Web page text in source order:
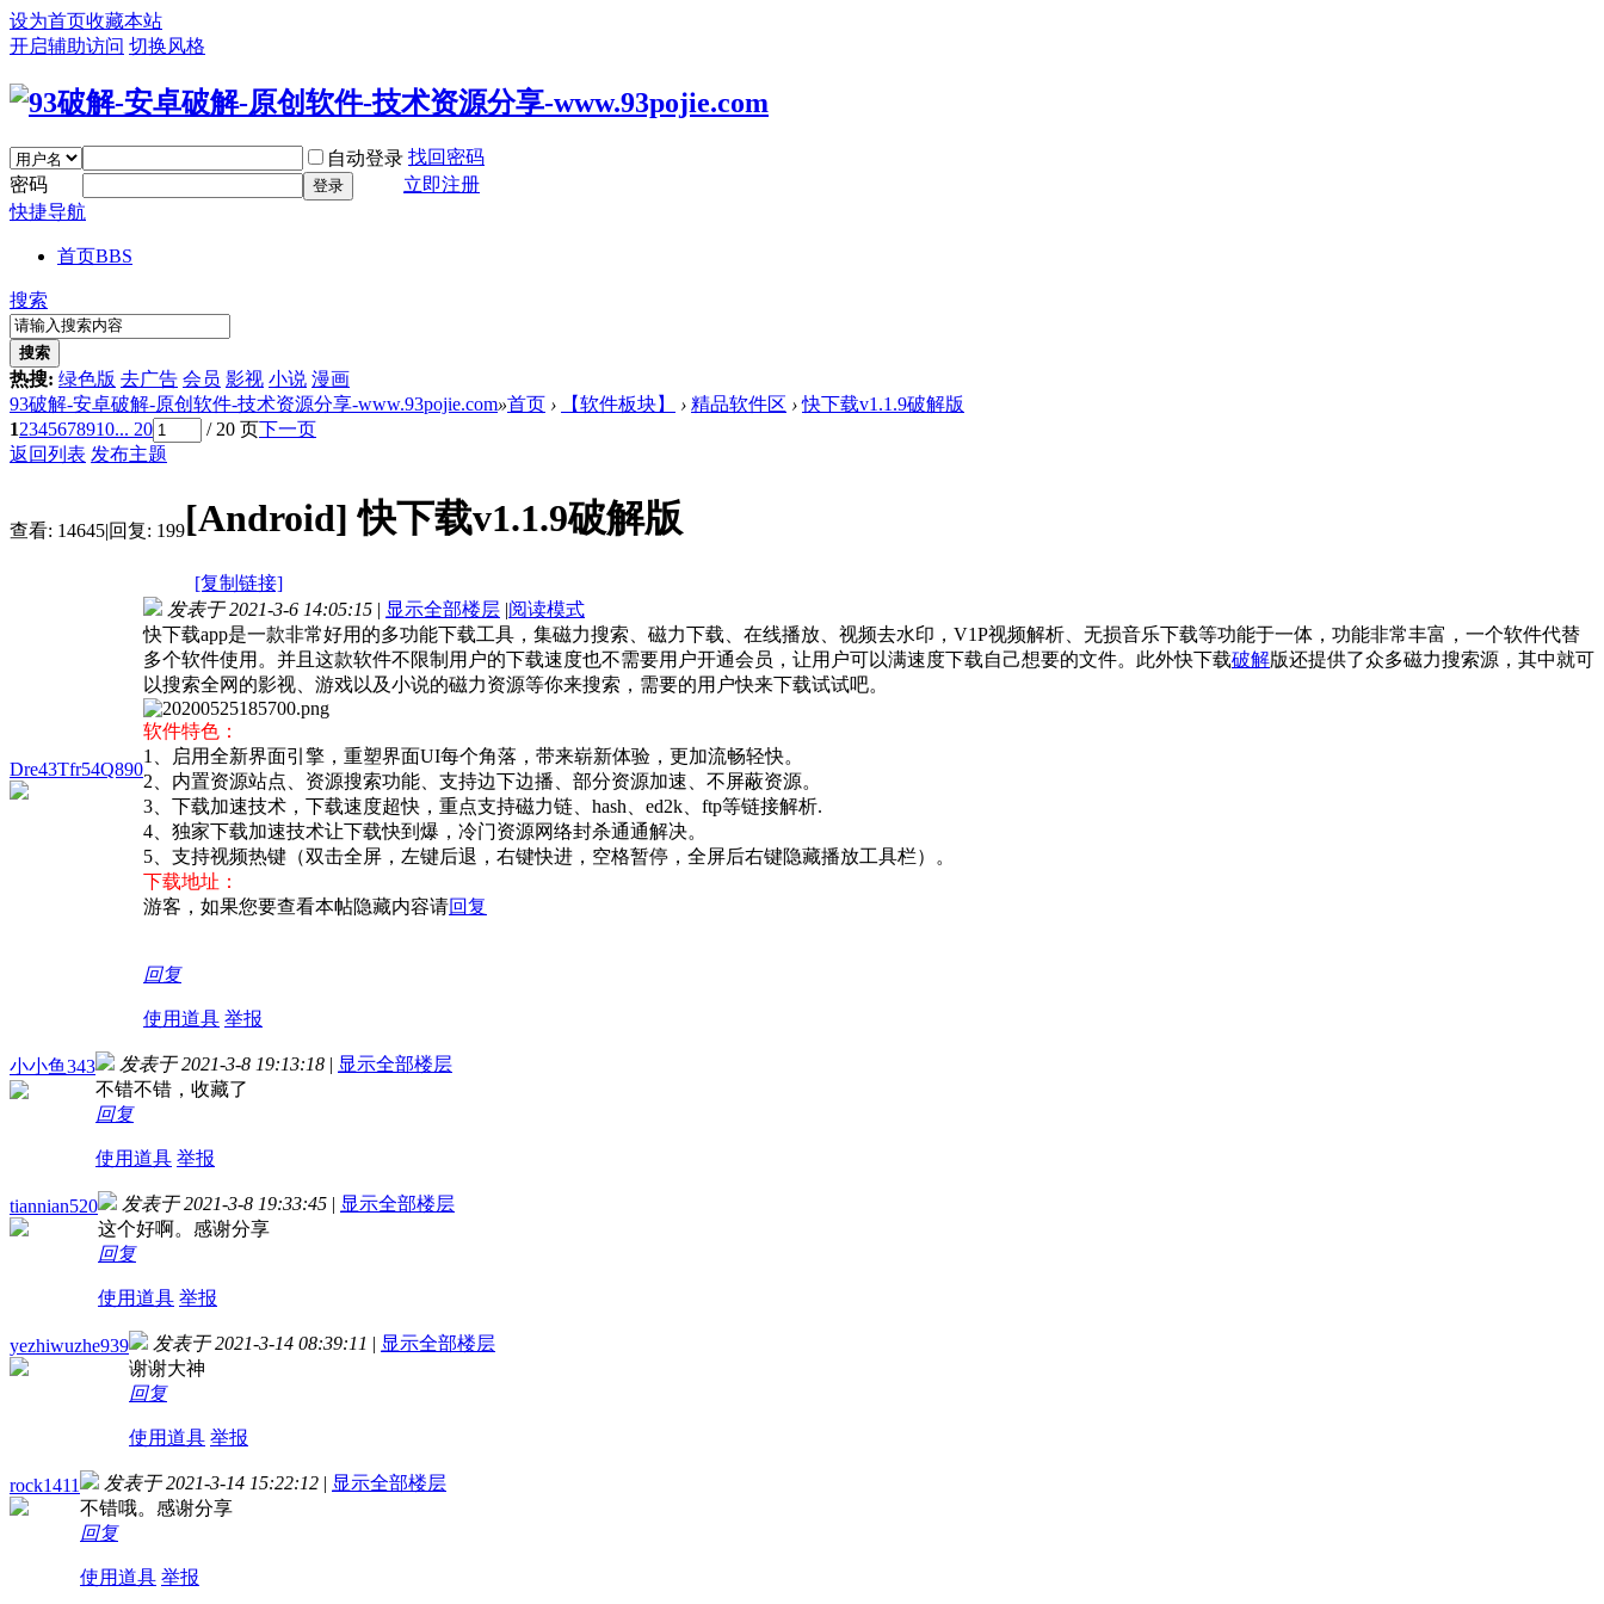
设为首页收藏本站
开启辅助访问 切换风格
自动登录 找回密码
密码
登录
立即注册
快捷导航
首页BBS
搜索
搜索
热搜: 绿色版 去广告 会员 影视 小说 漫画
93破解-安卓破解-原创软件-技术资源分享-www.93pojie.com»首页 › 【软件板块】 › 精品软件区 › 快下载v1.1.9破解版
12345678910... 20 / 20 页下一页
返回列表 发布主题
查看: 14645|回复: 199[Android]快下载v1.1.9破解版
[复制链接]
Dre43Tfr54Q890
发表于 2021-3-6 14:05:15 | 显示全部楼层 |阅读模式
快下载app是一款非常好用的多功能下载工具，集磁力搜索、磁力下载、在线播放、视频去水印，V1P视频解析、无损音乐下载等功能于一体，功能非常丰富，一个软件代替
多个软件使用。并且这款软件不限制用户的下载速度也不需要用户开通会员，让用户可以满速度下载自己想要的文件。此外快下载破解版还提供了众多磁力搜索源，其中就可
以搜索全网的影视、游戏以及小说的磁力资源等你来搜索，需要的用户快来下载试试吧。
软件特色：
1、启用全新界面引擎，重塑界面UI每个角落，带来崭新体验，更加流畅轻快。
2、内置资源站点、资源搜索功能、支持边下边播、部分资源加速、不屏蔽资源。
3、下载加速技术，下载速度超快，重点支持磁力链、hash、ed2k、ftp等链接解析.
4、独家下载加速技术让下载快到爆，冷门资源网络封杀通通解决。
5、支持视频热键（双击全屏，左键后退，右键快进，空格暂停，全屏后右键隐藏播放工具栏）。
下载地址：
游客，如果您要查看本帖隐藏内容请回复
回复
使用道具 举报
小小鱼343 发表于 2021-3-8 19:13:18 | 显示全部楼层
不错不错，收藏了
回复
使用道具 举报
tiannian520 发表于 2021-3-8 19:33:45 | 显示全部楼层
这个好啊。感谢分享
回复
使用道具 举报
yezhiwuzhe939 发表于 2021-3-14 08:39:11 | 显示全部楼层
谢谢大神
回复
使用道具 举报
rock1411 发表于 2021-3-14 15:22:12 | 显示全部楼层
不错哦。感谢分享
回复
使用道具 举报